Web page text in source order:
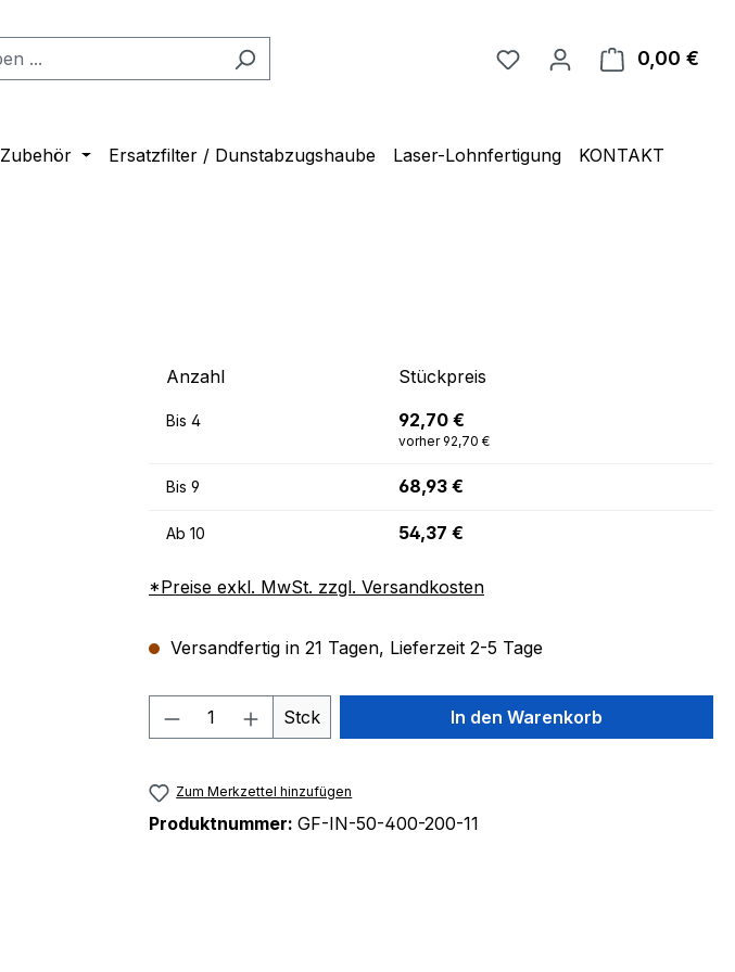
0,00 €
Zubehör Ersatzfilter / Dunstabzugshaube Laser-Lohnfertigung KONTAKT
Anzahl Stückpreis
Bis 4 92,70 €
vorher 92,70 €
Bis 9 68,93 €
Ab 10 54,37 €
*Preise exkl. MwSt. zzgl. Versandkosten
Versandfertig in 21 Tagen, Lieferzeit 2-5 Tage
Produkt Anzahl: Gib den gewünschten Wert
Stck In den Warenkorb
Zum Merkzettel hinzufügen
Produktnummer: GF-IN-50-400-200-11